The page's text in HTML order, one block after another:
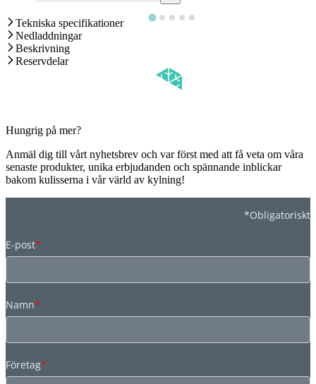
Tekniska specifikationer
Nedladdningar
Beskrivning
Reservdelar
Hungrig på mer?
Anmäl dig till vårt nyhetsbrev och var först med att få veta om våra
senaste produkter, unika erbjudanden och spännande inblickar
bakom kulisserna i vår värld av kylning!
*Obligatoriskt
E-post*
Namn*
Företag*